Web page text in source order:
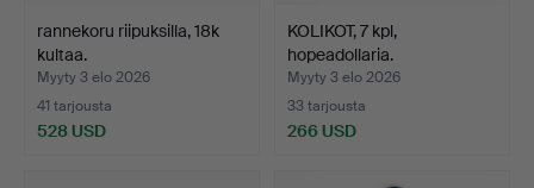
rannekoru riipuksilla, 18k
kultaa.
Myyty 3 elo 2026
41 tarjousta
528 USD
KOLIKOT, 7 kpl,
hopeadollaria.
Myyty 3 elo 2026
33 tarjousta
266 USD